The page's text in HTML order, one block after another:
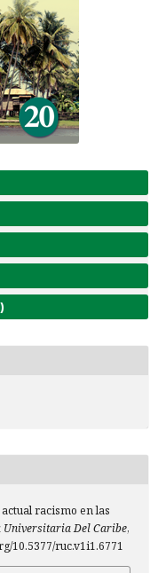
racismo en las
Universitaria Del Caribe,
10.5377/ruc.v1i1.6771